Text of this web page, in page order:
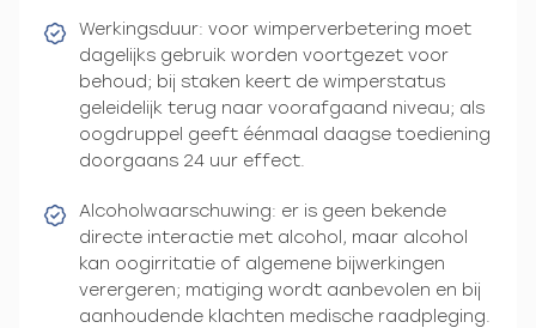
Werkingsduur: voor wimperverbetering moet
dagelijks gebruik worden voortgezet voor
behoud; bij staken keert de wimperstatus
geleidelijk terug naar voorafgaand niveau; als
oogdruppel geeft éénmaal daagse toediening
doorgaans 24 uur effect.
Alcoholwaarschuwing: er is geen bekende
directe interactie met alcohol, maar alcohol
kan oogirritatie of algemene bijwerkingen
verergeren; matiging wordt aanbevolen en bij
aanhoudende klachten medische raadpleging.